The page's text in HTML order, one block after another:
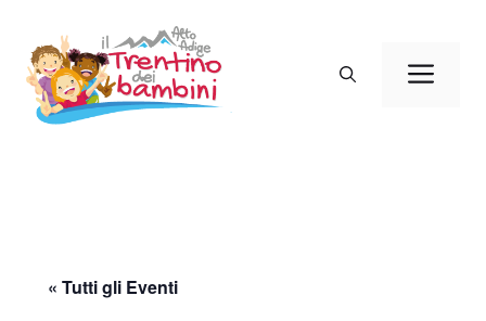
contenuto
« Tutti gli Eventi